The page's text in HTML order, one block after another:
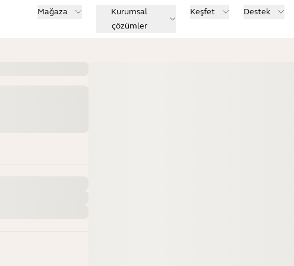
Mağaza
Kurumsal
çözümler
Keşfet Destek